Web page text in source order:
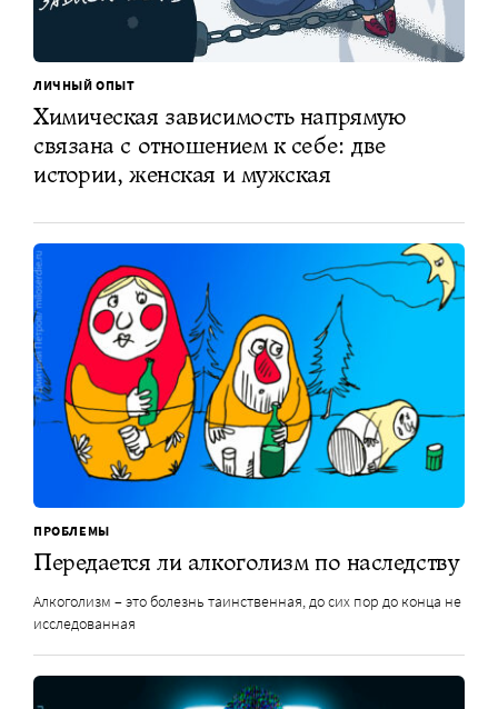
ЛИЧНЫЙ ОПЫТ
Химическая зависимость напрямую
связана с отношением к себе: две
истории, женская и мужская
ПРОБЛЕМЫ
Передается ли алкоголизм по наследству
Алкоголизм – это болезнь таинственная, до сих пор до конца не
исследованная